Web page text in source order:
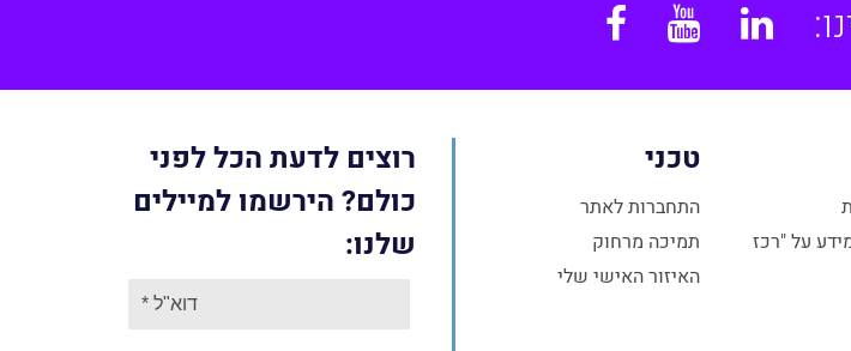
Linkedin
YouTube
על "רכז
טכני
התחברות לאתר
תמיכה מרחוק
האיזור האישי שלי
רוצים לדעת הכל לפני
כולם? הירשמו למיילים
שלנו: